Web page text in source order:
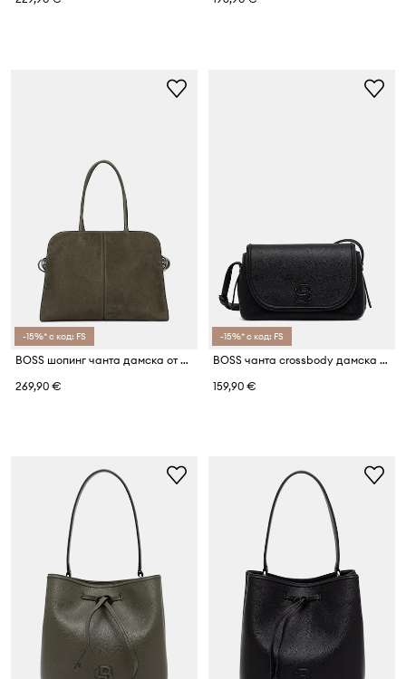
-15%* с код: FS
BOSS шопинг чанта дамска от имитация на велур Clarice Tote SU
269,90 €
-15%* с код: FS
BOSS чанта crossbody дамска от имитация на кожа Anett Flap Crossbody
159,90 €